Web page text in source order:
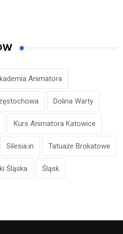
Animatora
Dolina Warty
Kurs Animatora Katowice
Silesia.in Tatuaże Brokatowe
Śląska Śląsk